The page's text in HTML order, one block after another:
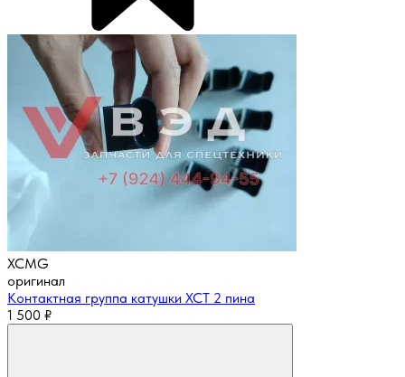
XCMG
оригинал
Контактная группа катушки XCT 2 пина
1 500 ₽